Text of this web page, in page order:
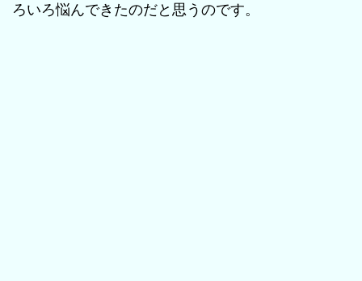
ろいろ悩んできたのだと思うのです。